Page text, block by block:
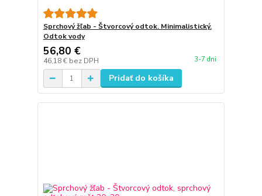
Sprchový žľab - Štvorcový odtok. Minimalistický.
Odtok vody
56,80 €
46,18 € bez DPH 3-7 dni
Pridať do košíka